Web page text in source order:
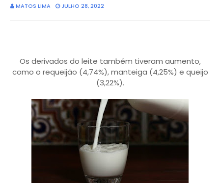
MATOS LIMA JULHO 28, 2022
Os derivados do leite também tiveram aumento,
como o requeijão (4,74%), manteiga (4,25%) e queijo
(3,22%).